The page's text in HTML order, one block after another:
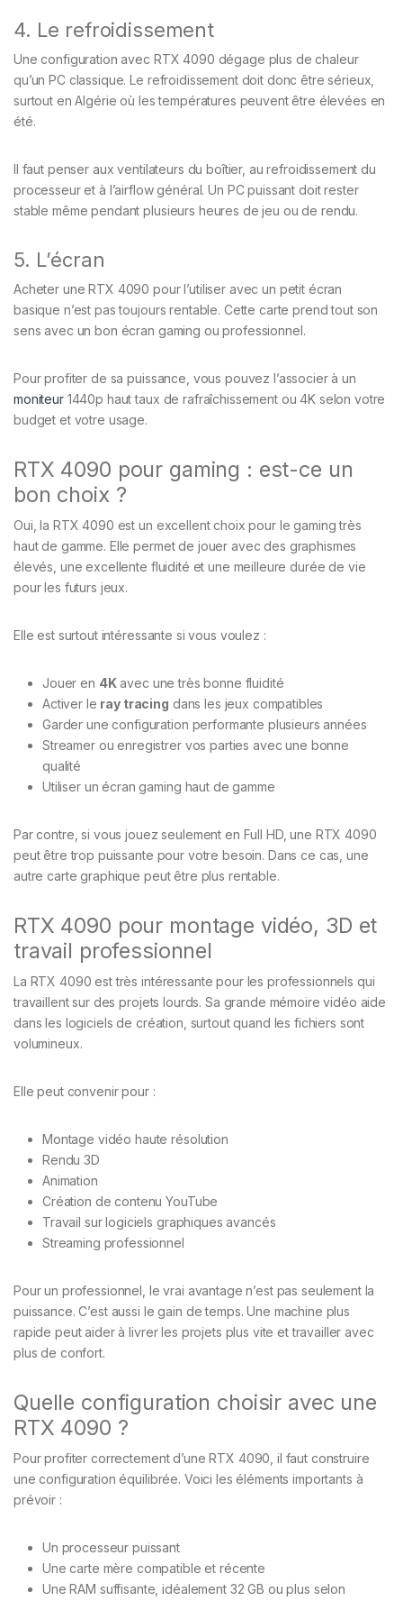
4. Le refroidissement
Une configuration avec RTX 4090 dégage plus de chaleur
qu’un PC classique. Le refroidissement doit donc être sérieux,
surtout en Algérie où les températures peuvent être élevées en
été.
Il faut penser aux ventilateurs du boîtier, au refroidissement du
processeur et à l’airflow général. Un PC puissant doit rester
stable même pendant plusieurs heures de jeu ou de rendu.
5. L’écran
Acheter une RTX 4090 pour l’utiliser avec un petit écran
basique n’est pas toujours rentable. Cette carte prend tout son
sens avec un bon écran gaming ou professionnel.
Pour profiter de sa puissance, vous pouvez l’associer à un
moniteur1440p haut taux de rafraîchissement ou 4K selon votre
budget et votre usage.
RTX 4090 pour gaming : est-ce un
bon choix ?
Oui, la RTX 4090 est un excellent choix pour le gaming très
haut de gamme. Elle permet de jouer avec des graphismes
élevés, une excellente fluidité et une meilleure durée de vie
pour les futurs jeux.
Elle est surtout intéressante si vous voulez :
Jouer en 4Kavec une très bonne fluidité
Activer le ray tracing dans les jeux compatibles
Garder une configuration performante plusieurs années
Streamer ou enregistrer vos parties avec une bonne
qualité
Utiliser un écran gaming haut de gamme
Par contre, si vous jouez seulement en Full HD, une RTX 4090
peut être trop puissante pour votre besoin. Dans ce cas, une
autre carte graphique peut être plus rentable.
RTX 4090 pour montage vidéo, 3D et
travail professionnel
La RTX 4090 est très intéressante pour les professionnels qui
travaillent sur des projets lourds. Sa grande mémoire vidéo aide
dans les logiciels de création, surtout quand les fichiers sont
volumineux.
Elle peut convenir pour :
Montage vidéo haute résolution
Rendu 3D
Animation
Création de contenu YouTube
Travail sur logiciels graphiques avancés
Streaming professionnel
Pour un professionnel, le vrai avantage n’est pas seulement la
puissance. C’est aussi le gain de temps. Une machine plus
rapide peut aider à livrer les projets plus vite et travailler avec
plus de confort.
Quelle configuration choisir avec une
RTX 4090 ?
Pour profiter correctement d’une RTX 4090, il faut construire
une configuration équilibrée. Voici les éléments importants à
prévoir :
Un processeur puissant
Une carte mère compatible et récente
Une RAM suffisante, idéalement 32 GB ou plus selon